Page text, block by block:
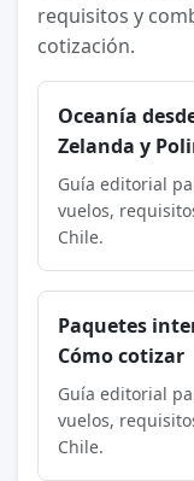
requisitos y
cotización.
Oceanía
Zelanda y
Guía editorial
vuelos,
Chile.
Paquetes
Cómo cotizar
Guía editorial
vuelos,
Chile.